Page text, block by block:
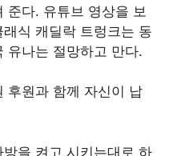
준다. 유튜브 영상을 보
식 캐딜락 트렁크는 동
유나는 절망하고 만다.
후원과 함께 자신이 납
을 켜고 시키는대로 하